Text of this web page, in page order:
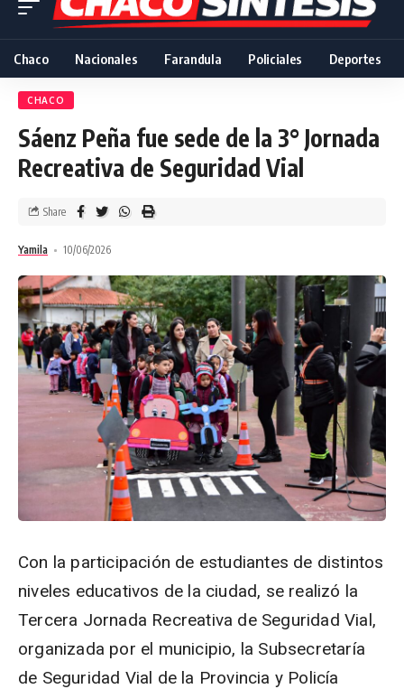
Chaco Nacionales Farandula Policiales Deportes
CHACO
Sáenz Peña fue sede de la 3° Jornada
Recreativa de Seguridad Vial
Yamila 10/06/2026
Share
Con la participación de estudiantes de distintos
niveles educativos de la ciudad, se realizó la
Tercera Jornada Recreativa de Seguridad Vial,
organizada por el municipio, la Subsecretaría
de Seguridad Vial de la Provincia y Policía